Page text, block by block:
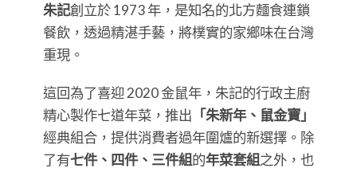
朱記創立於 1973 年，是知名的北方麵食連鎖
餐飲，透過精湛手藝，將樸實的家鄉味在台灣
重現。
這回為了喜迎 2020 金鼠年，朱記的行政主廚
精心製作七道年菜，推出 「朱新年、鼠金寶」
經典組合，提供消費者過年圍爐的新選擇。除
了有七件、四件、三件組的年菜套組之外，也